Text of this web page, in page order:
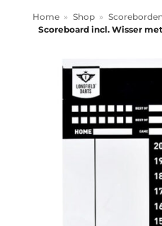
Home » Shop » Scoreborden
Scoreboard incl. Wisser